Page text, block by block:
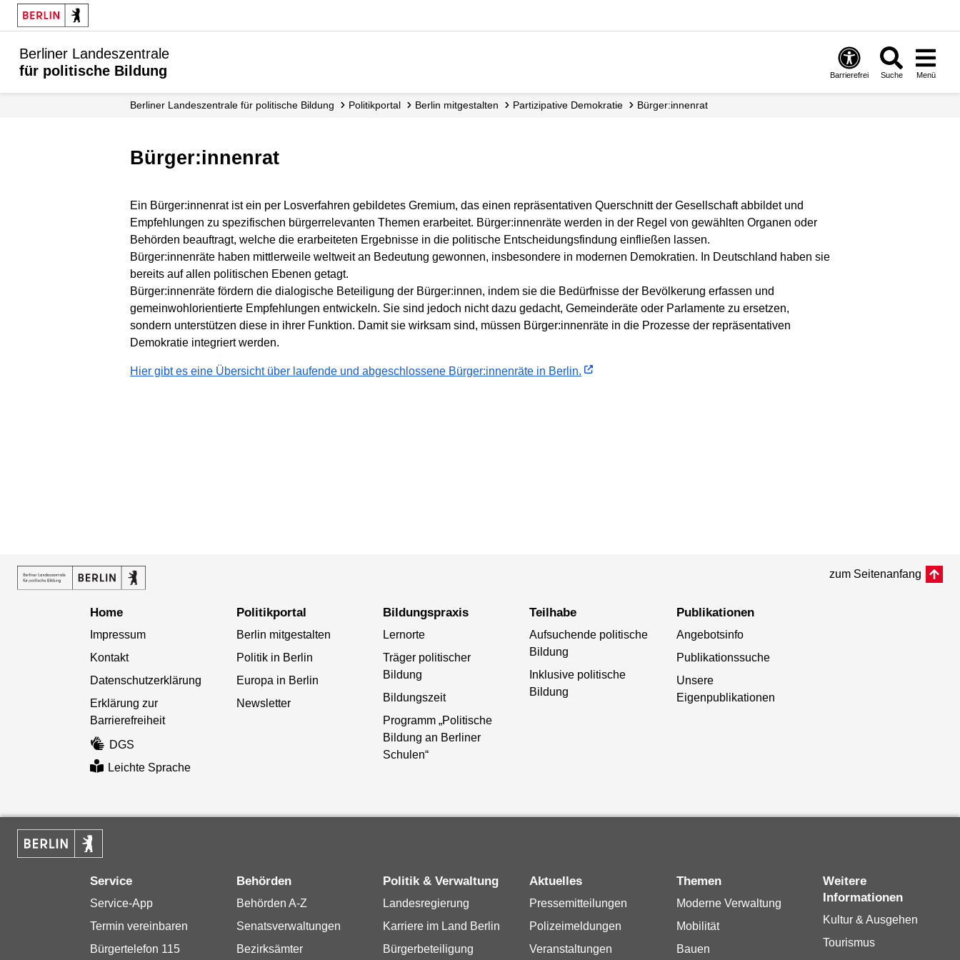
Berliner Landeszentrale
für politische Bildung
Barrierefrei Suche Menü
Berliner Landeszentrale für politische Bildung Politikportal Berlin mitgestalten Partizipative Demokratie Bürger:innenrat
Bürger:innenrat
Ein Bürger:innenrat ist ein per Losverfahren gebildetes Gremium, das einen repräsentativen Querschnitt der Gesellschaft abbildet und
Empfehlungen zu spezifischen bürgerrelevanten Themen erarbeitet. Bürger:innenräte werden in der Regel von gewählten Organen oder
Behörden beauftragt, welche die erarbeiteten Ergebnisse in die politische Entscheidungsfindung einfließen lassen.
Bürger:innenräte haben mittlerweile weltweit an Bedeutung gewonnen, insbesondere in modernen Demokratien. In Deutschland haben sie
bereits auf allen politischen Ebenen getagt.
Bürger:innenräte fördern die dialogische Beteiligung der Bürger:innen, indem sie die Bedürfnisse der Bevölkerung erfassen und
gemeinwohlorientierte Empfehlungen entwickeln. Sie sind jedoch nicht dazu gedacht, Gemeinderäte oder Parlamente zu ersetzen,
sondern unterstützen diese in ihrer Funktion. Damit sie wirksam sind, müssen Bürger:innenräte in die Prozesse der repräsentativen
Demokratie integriert werden.
Hier gibt es eine Übersicht über laufende und abgeschlossene Bürger:innenräte in Berlin.
zum Seitenanfang
Home
Impressum
Kontakt
Datenschutzerklärung
Erklärung zur
Barrierefreiheit
DGS
Leichte Sprache
Politikportal
Berlin mitgestalten
Politik in Berlin
Europa in Berlin
Newsletter
Bildungspraxis
Lernorte
Träger politischer
Bildung
Bildungszeit
Programm „Politische
Bildung an Berliner
Schulen“
Teilhabe
Aufsuchende politische
Bildung
Inklusive politische
Bildung
Publikationen
Angebotsinfo
Publikationssuche
Unsere
Eigenpublikationen
Service
Service-App
Termin vereinbaren
Bürgertelefon 115
Behörden
Behörden A-Z
Senatsverwaltungen
Bezirksämter
Politik & Verwaltung
Landesregierung
Karriere im Land Berlin
Bürgerbeteiligung
Aktuelles
Pressemitteilungen
Polizeimeldungen
Veranstaltungen
Themen
Moderne Verwaltung
Mobilität
Bauen
Weitere
Informationen
Kultur & Ausgehen
Tourismus